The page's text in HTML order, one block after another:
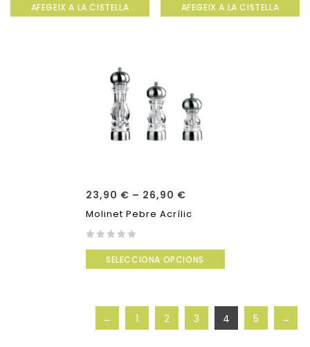
of
AFEGEIX A LA CISTELLA
of
AFEGEIX A LA CISTELLA
23,90 € – 26,90 €
Molinet Pebre Acrílic
of
SELECCIONA OPCIONS
← 1 2 3 4 5 →